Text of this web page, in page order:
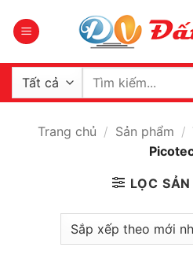
qua
dung
Tìm
Trang chủ / Sản phẩm /
LỌC